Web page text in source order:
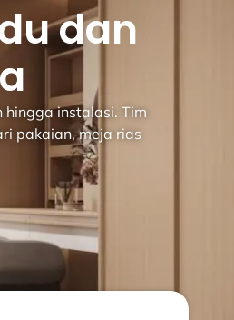
dan
hingga instalasi. Tim
pakaian, meja rias